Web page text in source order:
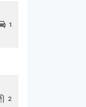
1
2